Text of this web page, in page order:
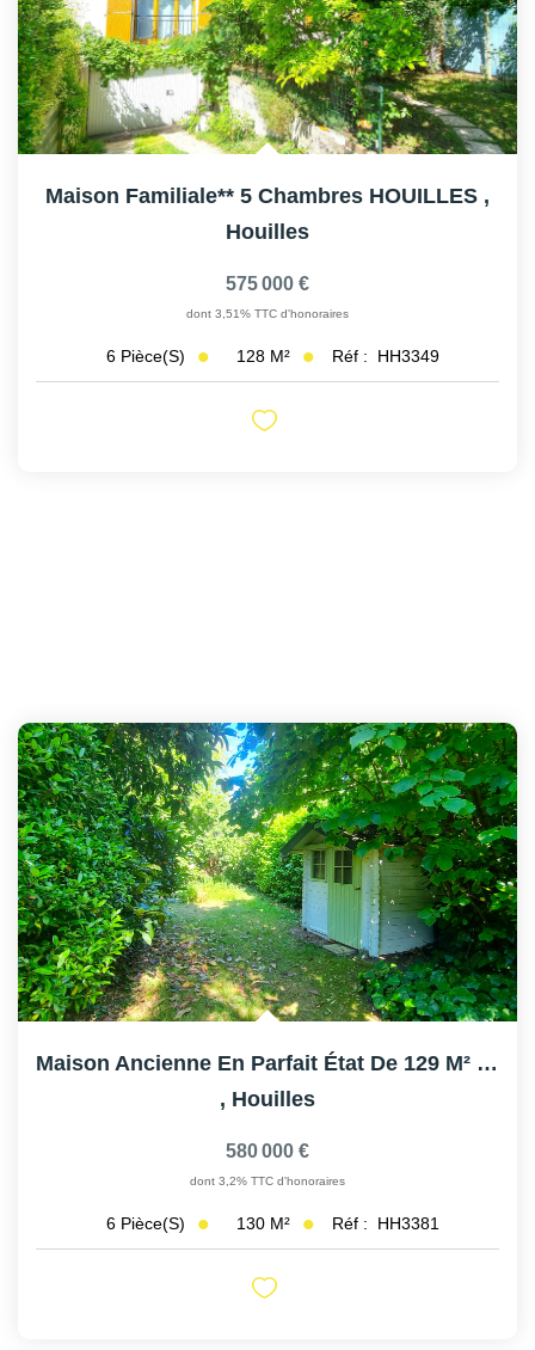
Maison Familiale** 5 Chambres HOUILLES ,
Houilles
575 000 €
dont 3,51% TTC d'honoraires
6 Pièce(s) 128 M² Réf : HH3349
Maison Ancienne En Parfait État De 129 M² Sur Terrain De...
, Houilles
580 000 €
dont 3,2% TTC d'honoraires
6 Pièce(s) 130 M² Réf : HH3381